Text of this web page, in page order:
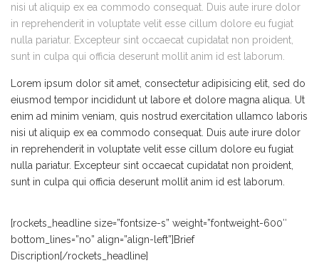
nisi ut aliquip ex ea commodo consequat. Duis aute irure dolor
in reprehenderit in voluptate velit esse cillum dolore eu fugiat
nulla pariatur. Excepteur sint occaecat cupidatat non proident,
sunt in culpa qui officia deserunt mollit anim id est laborum.
Lorem ipsum dolor sit amet, consectetur adipisicing elit, sed do
eiusmod tempor incididunt ut labore et dolore magna aliqua. Ut
enim ad minim veniam, quis nostrud exercitation ullamco laboris
nisi ut aliquip ex ea commodo consequat. Duis aute irure dolor
in reprehenderit in voluptate velit esse cillum dolore eu fugiat
nulla pariatur. Excepteur sint occaecat cupidatat non proident,
sunt in culpa qui officia deserunt mollit anim id est laborum.
[rockets_headline size=”fontsize-s” weight=”fontweight-600″
bottom_lines=”no” align=”align-left”]Brief
Discription[/rockets_headline]